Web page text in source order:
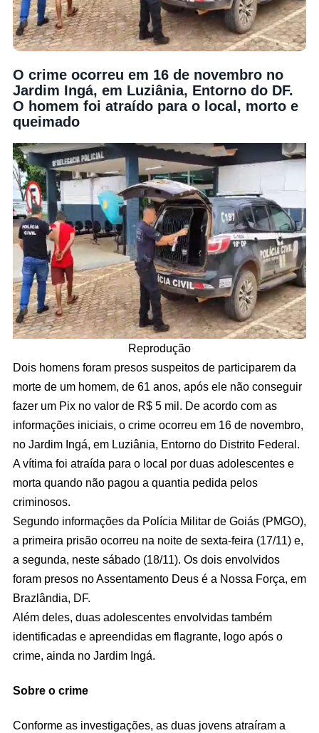
O crime ocorreu em 16 de novembro no
Jardim Ingá, em Luziânia, Entorno do DF.
O homem foi atraído para o local, morto e
queimado
Reprodução
Dois homens foram presos suspeitos de participarem da
morte de um homem, de 61 anos, após ele não conseguir
fazer um Pix no valor de R$ 5 mil. De acordo com as
informações iniciais, o crime ocorreu em 16 de novembro,
no Jardim Ingá, em Luziânia, Entorno do Distrito Federal.
A vítima foi atraída para o local por duas adolescentes e
morta quando não pagou a quantia pedida pelos
criminosos.
Segundo informações da Polícia Militar de Goiás (PMGO),
a primeira prisão ocorreu na noite de sexta-feira (17/11) e,
a segunda, neste sábado (18/11). Os dois envolvidos
foram presos no Assentamento Deus é a Nossa Força, em
Brazlândia, DF.
Além deles, duas adolescentes envolvidas também
identificadas e apreendidas em flagrante, logo após o
crime, ainda no Jardim Ingá.
Sobre o crime
Conforme as investigações, as duas jovens atraíram a